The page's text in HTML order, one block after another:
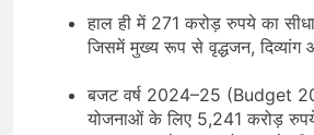
हाल ही में 271 करोड़ रुपये का
जिसमें मुख्य रूप से वृद्धजन, दिव्यांग
बजट वर्ष 2024–25 (Budget
योजनाओं के लिए 5,241 करोड़